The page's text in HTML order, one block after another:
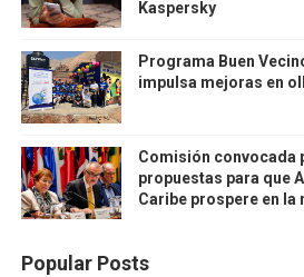
Kaspersky
Programa Buen
impulsa mejoras en
Comisión convocada
propuestas para que
Caribe prospere en la
Popular Posts